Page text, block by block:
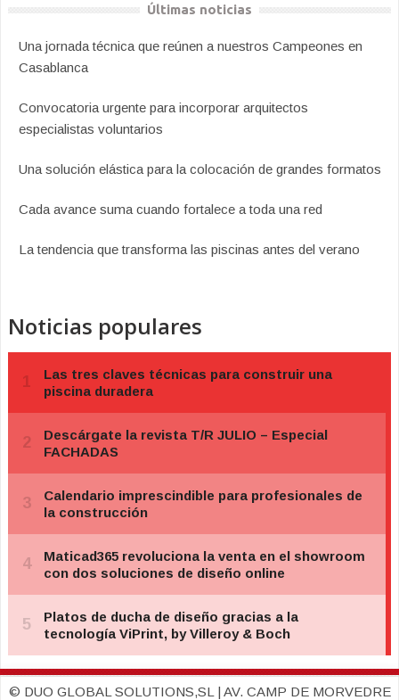
Últimas noticias
Una jornada técnica que reúnen a nuestros Campeones en
Casablanca
Convocatoria urgente para incorporar arquitectos
especialistas voluntarios
Una solución elástica para la colocación de grandes formatos
Cada avance suma cuando fortalece a toda una red
La tendencia que transforma las piscinas antes del verano
Noticias populares
© DUO GLOBAL SOLUTIONS,SL | AV. CAMP DE MORVEDRE